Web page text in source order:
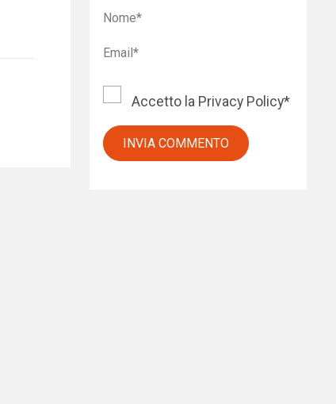
Accetto la Privacy Policy*